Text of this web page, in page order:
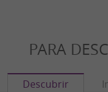
PARA
Descubrir